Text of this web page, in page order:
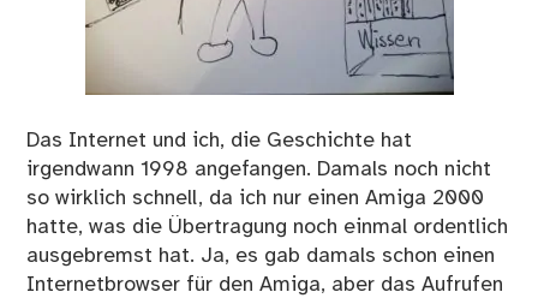
Das Internet und ich, die Geschichte hat
irgendwann 1998 angefangen. Damals noch nicht
so wirklich schnell, da ich nur einen Amiga 2000
hatte, was die Übertragung noch einmal ordentlich
ausgebremst hat. Ja, es gab damals schon einen
Internetbrowser für den Amiga, aber das Aufrufen